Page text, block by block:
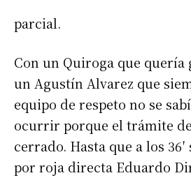
parcial.
Con un Quiroga que
un Agustín Alvarez que
equipo de respeto no se
ocurrir porque el trámite
cerrado. Hasta que a los
por roja directa Eduardo